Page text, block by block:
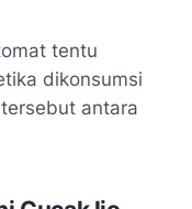
tentu
dikonsumsi
antara